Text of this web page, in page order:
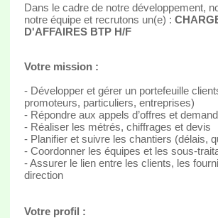
Dans le cadre de notre développement,
notre équipe et recrutons un(e) :
D'AFFAIRES BTP H/F
Votre mission :
- Développer et gérer un portefeuille
promoteurs, particuliers, entreprises)
- Répondre aux appels d’offres et
- Réaliser les métrés, chiffrages et devis
- Planifier et suivre les chantiers (délais,
- Coordonner les équipes et les sous-
- Assurer le lien entre les clients, les
direction
Votre profil :